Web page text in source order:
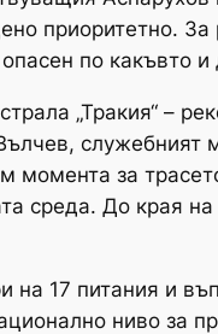
приоритетно.
по какъвто и
„Тракия“ –
момента за
среда. До края
17 питания и
ниво за